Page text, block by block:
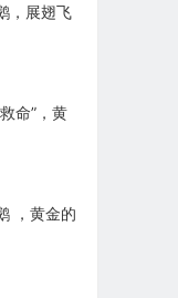
，展翅飞
命”，黄
，黄金的